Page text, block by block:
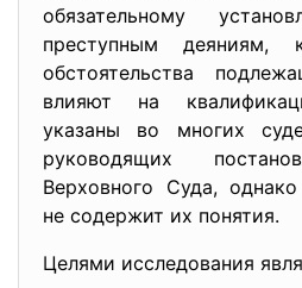
обязательному
преступным деяниям,
обстоятельства
влияют на
указаны во многих
руководящих
Верховного Суда,
не содержит их понятия.
Целями исследования